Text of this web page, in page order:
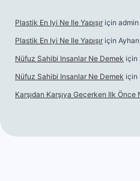
Plastik En Iyi Ne Ile Yapışır için admin
Plastik En Iyi Ne Ile Yapışır için Ayhan
Nüfuz Sahibi Insanlar Ne Demek için
Nüfuz Sahibi Insanlar Ne Demek için
Karşıdan Karşıya Geçerken Ilk Önce